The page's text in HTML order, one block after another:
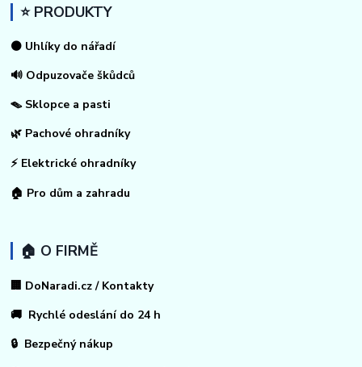
⭐ PRODUKTY
⚫ Uhlíky do nářadí
🔊 Odpuzovače škůdců
🪤 Sklopce a pasti
🌿 Pachové ohradníky
⚡ Elektrické ohradníky
🏠 Pro dům a zahradu
🏠 O FIRMĚ
🏢 DoNaradi.cz / Kontakty
🚚 Rychlé odeslání do 24 h
🔒 Bezpečný nákup